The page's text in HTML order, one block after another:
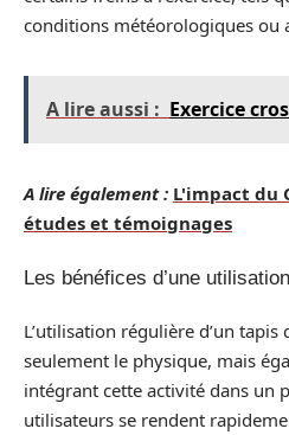
conditions météorologiques ou
A lire aussi : Exercice
A lire également : L'impact du
études et témoignages
Les bénéfices d’une
L’utilisation régulière d’un
seulement le physique, mais
intégrant cette activité dans un
utilisateurs se rendent